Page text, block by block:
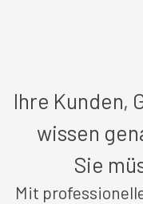
Ihre Kunden,
wissen
Sie
Mit